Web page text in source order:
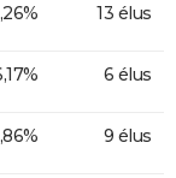
13 élus
6 élus
9 élus